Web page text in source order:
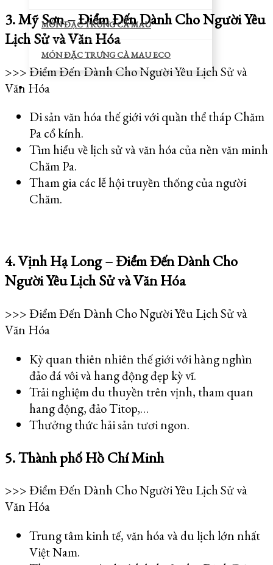
MÓN ĐẶC TRƯNG CÀ MAU
MÓN ĐẶC TRƯNG CÀ MAU ECO
3. Mỹ Sơn – Điểm Đến Dành Cho Người Yêu
Lịch Sử và Văn Hóa
>>> Điểm Đến Dành Cho Người Yêu Lịch Sử và
Văn Hóa
Di sản văn hóa thế giới với quần thể tháp Chăm
Pa cổ kính.
Tìm hiểu về lịch sử và văn hóa của nền văn minh
Chăm Pa.
Tham gia các lễ hội truyền thống của người
Chăm.
4. Vịnh Hạ Long – Điểm Đến Dành Cho
Người Yêu Lịch Sử và Văn Hóa
>>> Điểm Đến Dành Cho Người Yêu Lịch Sử và
Văn Hóa
Kỳ quan thiên nhiên thế giới với hàng nghìn
đảo đá vôi và hang động đẹp kỳ vĩ.
Trải nghiệm du thuyền trên vịnh, tham quan
hang động, đảo Titop,…
Thưởng thức hải sản tươi ngon.
5. Thành phố Hồ Chí Minh
>>> Điểm Đến Dành Cho Người Yêu Lịch Sử và
Văn Hóa
Trung tâm kinh tế, văn hóa và du lịch lớn nhất
Việt Nam.